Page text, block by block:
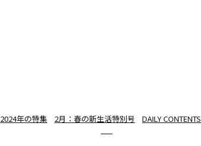
2024年の特集 2月：春の新生活特別号 DAILY CONTENTS